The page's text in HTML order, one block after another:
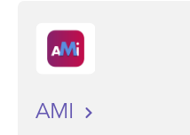
AMI